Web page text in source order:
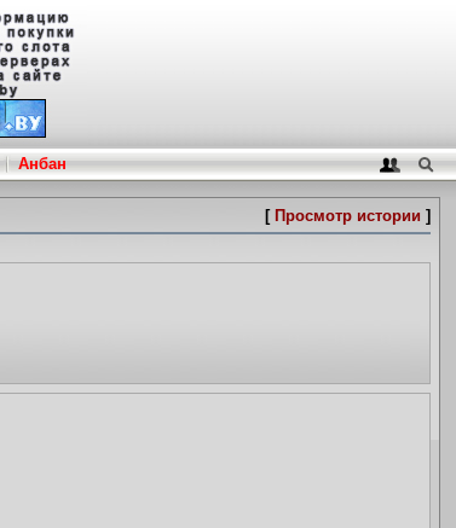
Анбан
[ Просмотр истории ]